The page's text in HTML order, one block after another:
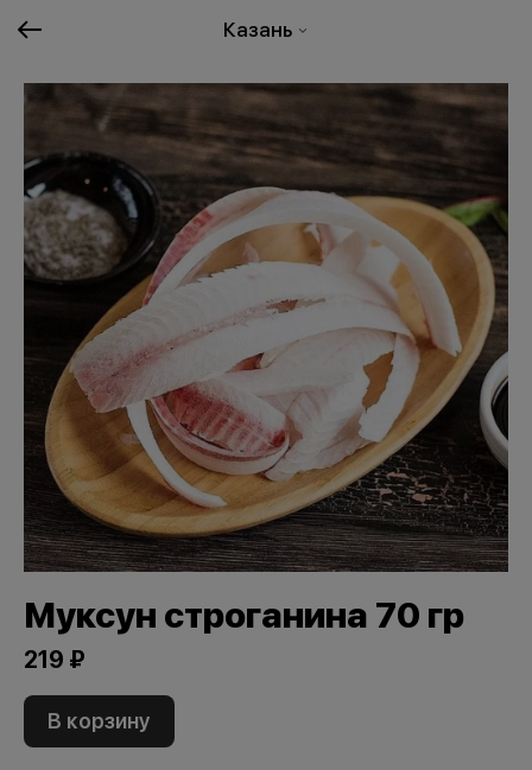
Казань
Муксун строганина 70 гр
219 ₽
В корзину